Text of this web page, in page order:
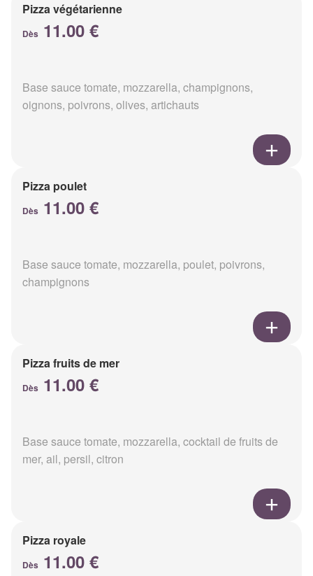
Pizza végétarienne
Dès 11.00 €
Base sauce tomate, mozzarella, champignons,
oignons, poivrons, olives, artichauts
Pizza poulet
Dès 11.00 €
Base sauce tomate, mozzarella, poulet, poivrons,
champignons
Pizza fruits de mer
Dès 11.00 €
Base sauce tomate, mozzarella, cocktail de fruits de
mer, ail, persil, citron
Pizza royale
Dès 11.00 €